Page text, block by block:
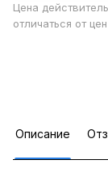
Цена
отличаться от
Описание